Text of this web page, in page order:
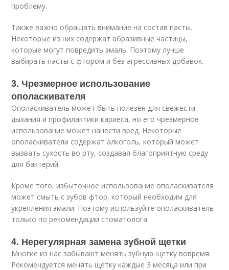
проблему.
Также важно обращать внимание на состав пасты.
Некоторые из них содержат абразивные частицы,
которые могут повредить эмаль. Поэтому лучше
выбирать пасты с фтором и без агрессивных добавок.
3. Чрезмерное использование
ополаскивателя
Ополаскиватель может быть полезен для свежести
дыхания и профилактики кариеса, но его чрезмерное
использование может нанести вред. Некоторые
ополаскиватели содержат алкоголь, который может
вызвать сухость во рту, создавая благоприятную среду
для бактерий.
Кроме того, избыточное использование ополаскивателя
может смыть с зубов фтор, который необходим для
укрепления эмали. Поэтому используйте ополаскиватель
только по рекомендации стоматолога.
4. Нерегулярная замена зубной щетки
Многие из нас забывают менять зубную щетку вовремя.
Рекомендуется менять щетку каждые 3 месяца или при